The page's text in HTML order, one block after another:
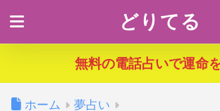
どりてる
無料の電話占いで運命
ホーム 夢占い